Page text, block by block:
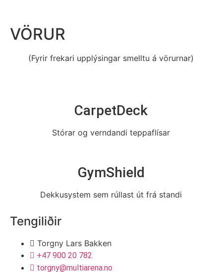
VÖRUR
(Fyrir frekari upplýsingar smelltu á vörurnar)
CarpetDeck
Stórar og verndandi teppaflísar
GymShield
Dekkusystem sem rúllast út frá standi
Tengiliðir
Torgny Lars Bakken
+47 900 20 782
torgny@multiarena.no